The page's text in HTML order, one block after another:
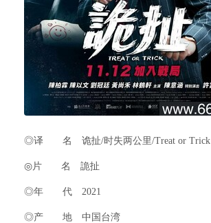
◎译 名 诡扯/时失两公里/Treat or Trick
◎片 名 詭扯
◎年 代 2021
◎产 地 中国台湾